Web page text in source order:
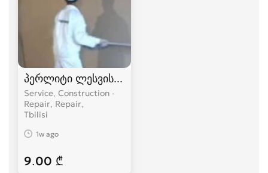
პერლიტი ლესვისათვის, სალესი პერლიტი,
Service, Construction -
Repair, Repair
Tbilisi
1w ago
9.00 ₾